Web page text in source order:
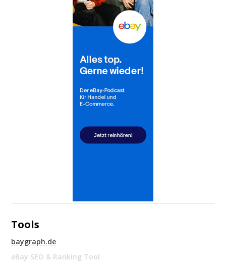
Tools
baygraph.de
eBay SEO & Ranking Tool